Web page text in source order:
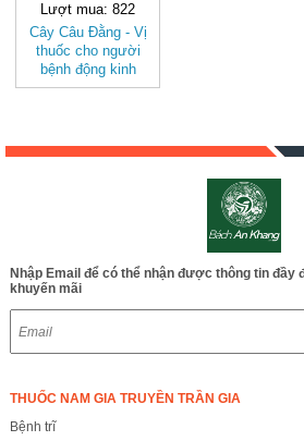
Lượt mua: 822
Cây Câu Đằng - Vị
thuốc cho người
bệnh động kinh
JD174 caycaudang
Nhập Email để có thể nhận được thông tin đầy
khuyến mãi
THUỐC NAM GIA TRUYỀN TRẦN GIA
Bệnh trĩ